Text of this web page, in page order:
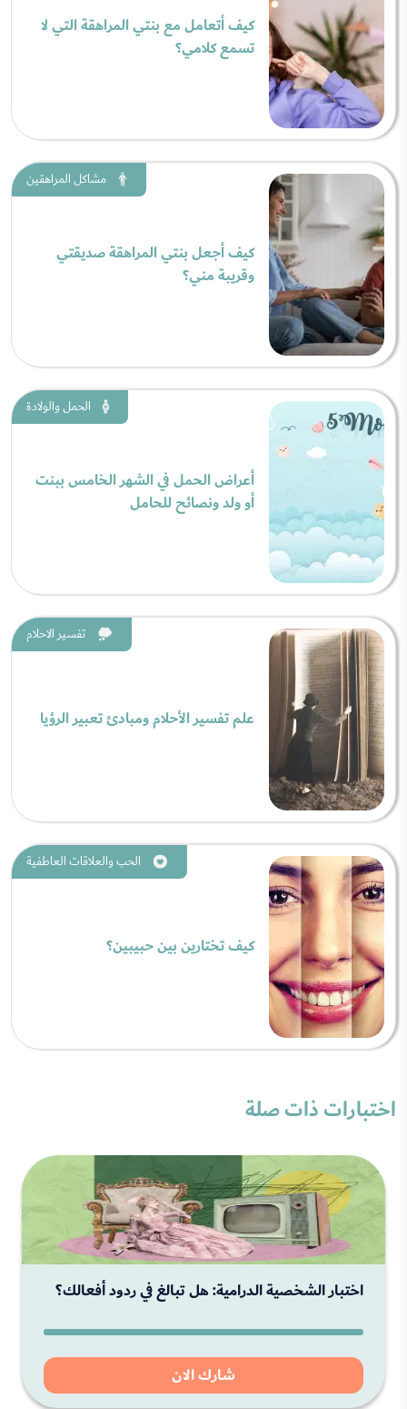
كيف أتعامل مع بنتي المراهقة التي لا
تسمع كلامي؟
مشاكل المراهقين
كيف أجعل بنتي المراهقة صديقتي
وقريبة مني؟
الحمل والولادة
أعراض الحمل في الشهر الخامس ببنت
أو ولد ونصائح للحامل
تفسير الاحلام
علم تفسير الأحلام ومبادئ تعبير الرؤيا
الحب والعلاقات العاطفية
كيف تختارين بين حبيبين؟
اختبارات ذات صلة
اختبار الشخصية الدرامية: هل تبالغ في ردود أفعالك؟
شارك الان